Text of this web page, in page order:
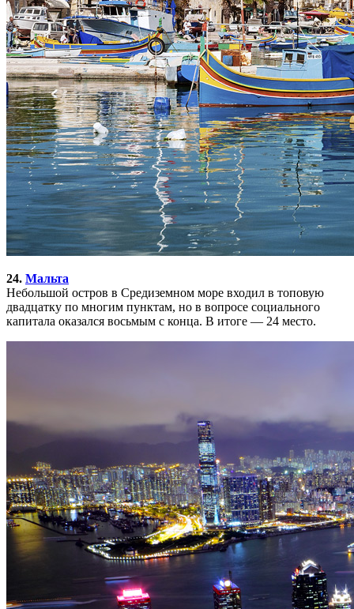
24. Мальта
Небольшой остров в Средиземном море входил в топовую
двадцатку по многим пунктам, но в вопросе социального
капитала оказался восьмым с конца. В итоге — 24 место.